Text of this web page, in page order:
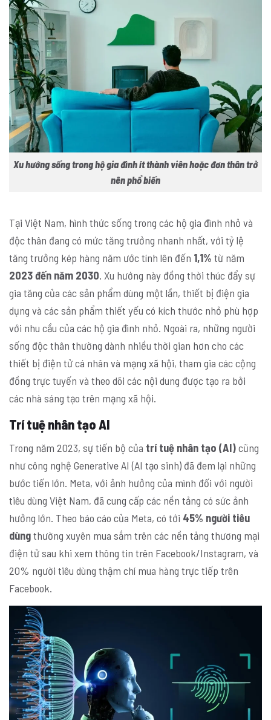
Xu hướng sống trong hộ gia đình ít thành viên hoặc đơn thân trở
nên phổ biến
Tại Việt Nam, hình thức sống trong các hộ gia đình nhỏ và
độc thân đang có mức tăng trưởng nhanh nhất, với tỷ lệ
tăng trưởng kép hàng năm ước tính lên đến 1,1% từ năm
2023 đến năm 2030. Xu hướng này đồng thời thúc đẩy sự
gia tăng của các sản phẩm dùng một lần, thiết bị điện gia
dụng và các sản phẩm thiết yếu có kích thước nhỏ phù hợp
với nhu cầu của các hộ gia đình nhỏ. Ngoài ra, những người
sống độc thân thường dành nhiều thời gian hơn cho các
thiết bị điện tử cá nhân và mạng xã hội, tham gia các cộng
đồng trực tuyến và theo dõi các nội dung được tạo ra bởi
các nhà sáng tạo trên mạng xã hội.
Trí tuệ nhân tạo AI
Trong năm 2023, sự tiến bộ của trí tuệ nhân tạo (AI)cũng
như công nghệ Generative AI (AI tạo sinh) đã đem lại những
bước tiến lớn. Meta, với ảnh hưởng của mình đối với người
tiêu dùng Việt Nam, đã cung cấp các nền tảng có sức ảnh
hưởng lớn. Theo báo cáo của Meta, có tới 45% người tiêu
dùngthường xuyên mua sắm trên các nền tảng thương mại
điện tử sau khi xem thông tin trên Facebook/Instagram, và
20% người tiêu dùng thậm chí mua hàng trực tiếp trên
Facebook.